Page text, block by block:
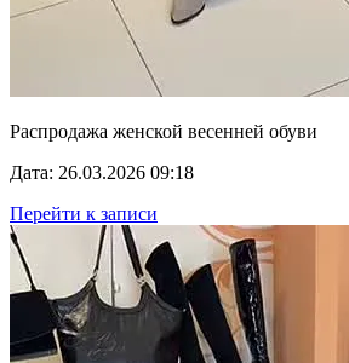
Распродажа женской весенней обуви
Дата: 26.03.2026 09:18
Перейти к записи